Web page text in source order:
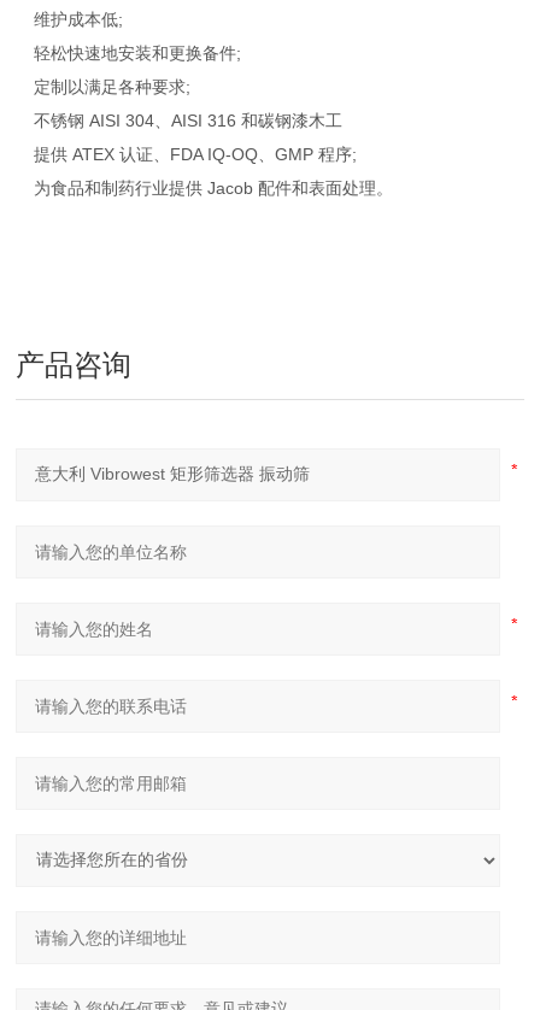
维护成本低;
轻松快速地安装和更换备件;
定制以满足各种要求;
不锈钢 AISI 304、AISI 316 和碳钢漆木工
提供 ATEX 认证、FDA IQ-OQ、GMP 程序;
为食品和制药行业提供 Jacob 配件和表面处理。
产品咨询